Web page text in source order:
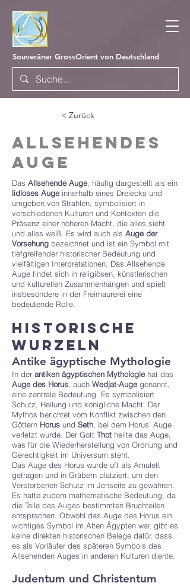
Souveräner GrossOrient von Deutschland
< Zurück
Allsehendes
Auge
Das Allsehende Auge, häufig dargestellt als ein
lidloses Augeinnerhalb eines Dreiecks und
umgeben von Strahlen, symbolisiert in
verschiedenen Kulturen und Kontexten die
Präsenz einer höheren Macht, die alles sieht
und alles weiß. Es wird auch als Auge der
Vorsehung bezeichnet und ist ein Symbol mit
tiefgreifender historischer Bedeutung und
vielfältigen Interpretationen. Das Allsehende
Auge findet sich in religiösen, künstlerischen
und kulturellen Zusammenhängen und spielt
insbesondere in der Freimaurerei eine
bedeutende Rolle.
Historische
Wurzeln
Antike ägyptische Mythologie
In der antiken ägyptischen Mythologiehat das
Auge des Horus , auch Wedjat-Augegenannt,
eine zentrale Bedeutung. Es symbolisiert
Schutz, Heilung und königliche Macht. Der
Mythos berichtet vom Konflikt zwischen den
Göttern Horus und Seth , bei dem Horus’ Auge
verletzt wurde. Der Gott Thot heilte das Auge,
was für die Wiederherstellung von Ordnung und
Gerechtigkeit im Universum steht.
Das Auge des Horus wurde oft als Amulett
getragen und in Gräbern platziert, um den
Verstorbenen Schutz im Jenseits zu gewähren.
Es hatte zudem mathematische Bedeutung, da
die Teile des Auges bestimmten Bruchteilen
entsprachen. Obwohl das Auge des Horus ein
wichtiges Symbol im Alten Ägypten war, gibt es
keine direkten historischen Belege dafür, dass
es als Vorläufer des späteren Symbols des
Allsehenden Auges in anderen Kulturen diente.
Judentum und Christentum